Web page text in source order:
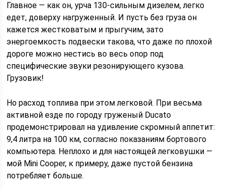
Главное — как он, урча 130-сильным дизелем, легко
едет, доверху нагруженный. И пусть без груза он
кажется жестковатым и прыгучим, зато
энергоемкость подвески такова, что даже по плохой
дороге можно нестись во весь опор под
специфические звуки резонирующего кузова.
Грузовик!
Но расход топлива при этом легковой. При весьма
активной езде по городу груженый Ducato
продемонстрировал на удивление скромный аппетит:
9,4 литра на 100 км, согласно показаниям бортового
компьютера. Неплохо и для настоящей легковушки —
мой Mini Cooper, к примеру, даже пустой бензина
потребляет больше.